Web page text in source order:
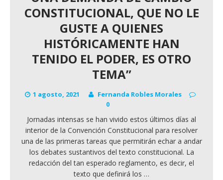
CONSTITUCIONAL, QUE NO LE
GUSTE A QUIENES
HISTÓRICAMENTE HAN
TENIDO EL PODER, ES OTRO
TEMA”
1 agosto, 2021
Fernanda Robles Morales
0
Jornadas intensas se han vivido estos últimos días al
interior de la Convención Constitucional para resolver
una de las primeras tareas que permitirán echar a andar
los debates sustantivos del texto constitucional. La
redacción del tan esperado reglamento, es decir, el
texto que definirá los …